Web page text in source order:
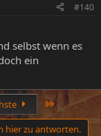
#140
selbst wenn es
ein
Letzte
hier zu antworten.